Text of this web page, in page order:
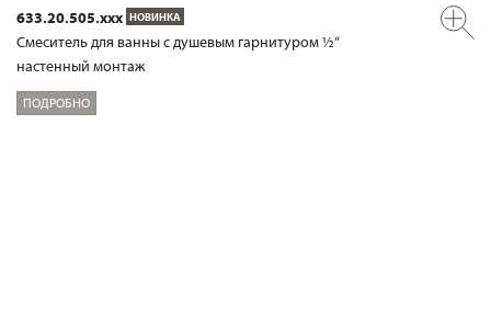
633.20.505.xxx НОВИНКА
Смеситель для ванны с душевым гарнитуром ½“
настенный монтаж
ПОДРОБНО